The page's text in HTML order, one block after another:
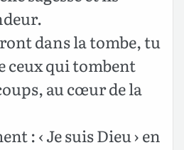
dans la tombe, tu
ceux qui tombent
au cœur de la
: ‹ Je suis Dieu › en